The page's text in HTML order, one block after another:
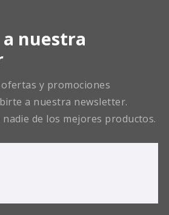
nuestra
y promociones
a nuestra newsletter.
de los mejores productos.